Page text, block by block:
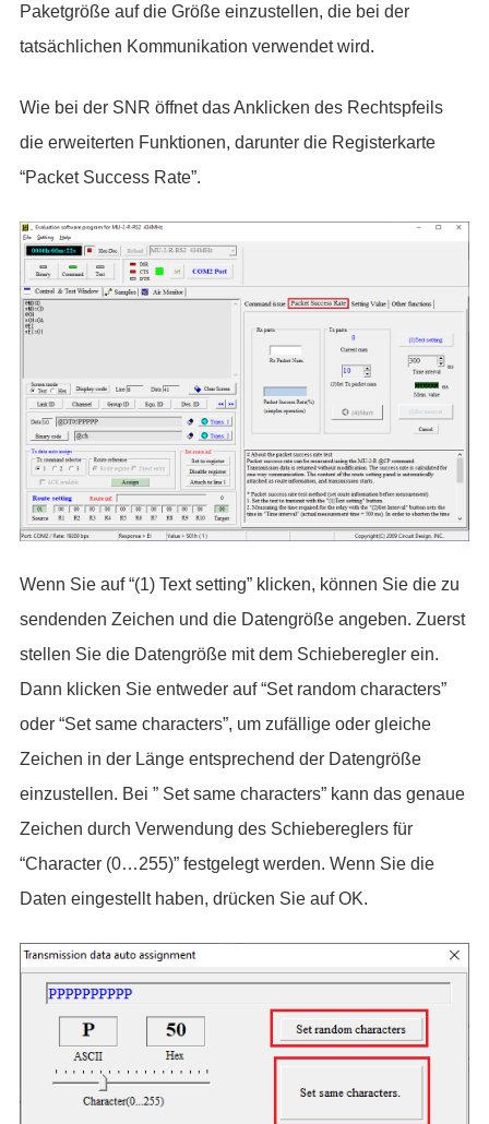
Paketgröße auf die Größe einzustellen, die bei der
tatsächlichen Kommunikation verwendet wird.
Wie bei der SNR öffnet das Anklicken des Rechtspfeils
die erweiterten Funktionen, darunter die Registerkarte
“Packet Success Rate”.
Wenn Sie auf “(1) Text setting” klicken, können Sie die zu
sendenden Zeichen und die Datengröße angeben. Zuerst
stellen Sie die Datengröße mit dem Schieberegler ein.
Dann klicken Sie entweder auf “Set random characters”
oder “Set same characters”, um zufällige oder gleiche
Zeichen in der Länge entsprechend der Datengröße
einzustellen. Bei ” Set same characters” kann das genaue
Zeichen durch Verwendung des Schiebereglers für
“Character (0…255)” festgelegt werden. Wenn Sie die
Daten eingestellt haben, drücken Sie auf OK.